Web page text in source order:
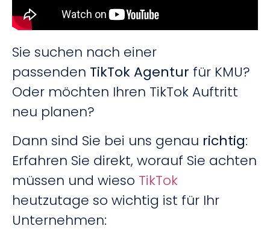
Sie suchen nach einer
passenden TikTok Agentur für KMU?
Oder möchten Ihren TikTok Auftritt
neu planen?
Dann sind Sie bei uns genau richtig:
Erfahren Sie direkt, worauf Sie achten
müssen und wieso TikTok
heutzutage so wichtig ist für Ihr
Unternehmen: